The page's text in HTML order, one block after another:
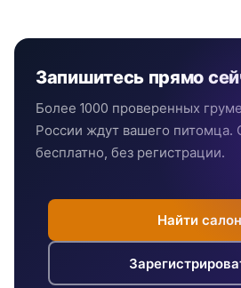
Запишитесь прямо
Более 1000 проверенных
России ждут вашего питомца.
бесплатно, без регистрации.
Найти салон